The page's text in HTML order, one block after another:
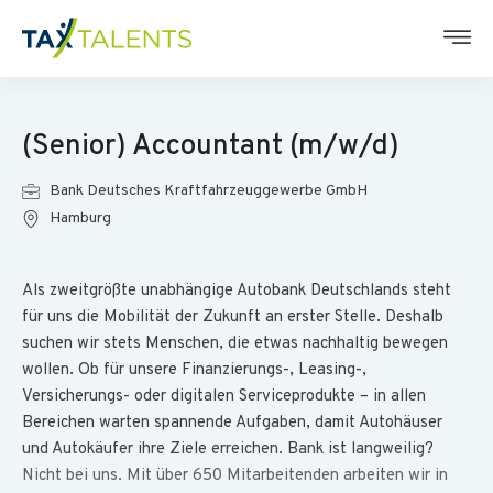
(Senior) Accountant (m/w/d)
Bank Deutsches Kraftfahrzeuggewerbe GmbH
Hamburg
Als zweitgrößte unabhängige Autobank Deutschlands steht
für uns die Mobilität der Zukunft an erster Stelle. Deshalb
suchen wir stets Menschen, die etwas nachhaltig bewegen
wollen. Ob für unsere Finanzierungs-, Leasing-,
Versicherungs- oder digitalen Serviceprodukte – in allen
Bereichen warten spannende Aufgaben, damit Autohäuser
und Autokäufer ihre Ziele erreichen. Bank ist langweilig?
Nicht bei uns. Mit über 650 Mitarbeitenden arbeiten wir in